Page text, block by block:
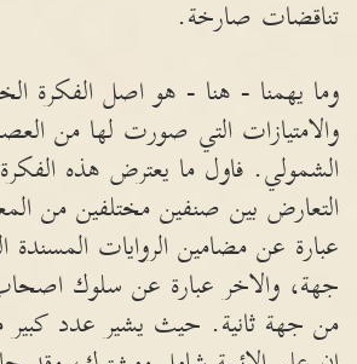
تناقضات صارخة.
وما يهمنا - هنا - هو اصل الفكرة
والامتيازات التي صورت لها من
الشمولي. فاول ما يعترض هذه
التعارض بين صنفين مختلفين من
عبارة عن مضامين الروايات المسندة
جهة، والاخر عبارة عن سلوك اصحاب
من جهة ثانية. حيث يشير عدد كبير